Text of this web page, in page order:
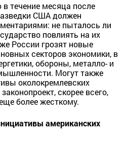
в течение месяца после
США должен
не пыталось ли
повлиять на их
России грозят новые
секторов экономики, в
обороны, металло- и
Могут также
околокремлевских
скорее всего,
более жесткому.
американских